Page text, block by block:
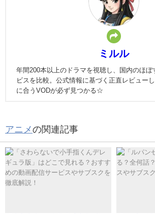
ミルル
年間200本以上のドラマを視聴し、国内のほぼ
ビスを比較。公式情報に基づく正直レビュー
に合うVODが必ず見つかる☆
アニメの関連記事